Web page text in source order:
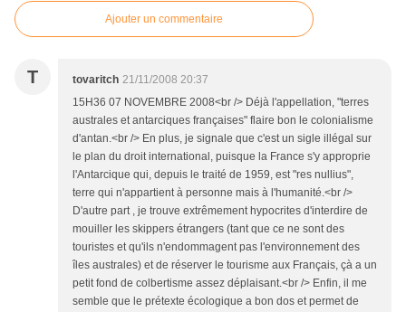
Ajouter un commentaire
T tovaritch 21/11/2008 20:37
15H36 07 NOVEMBRE 2008<br /> Déjà l'appellation, "terres
australes et antarciques françaises" flaire bon le colonialisme
d'antan.<br /> En plus, je signale que c'est un sigle illégal sur
le plan du droit international, puisque la France s'y approprie
l'Antarcique qui, depuis le traité de 1959, est "res nullius",
terre qui n'appartient à personne mais à l'humanité.<br />
D'autre part , je trouve extrêmement hypocrites d'interdire de
mouiller les skippers étrangers (tant que ce ne sont des
touristes et qu'ils n'endommagent pas l'environnement des
îles australes) et de réserver le tourisme aux Français, çà a un
petit fond de colbertisme assez déplaisant.<br /> Enfin, il me
semble que le prétexte écologique a bon dos et permet de